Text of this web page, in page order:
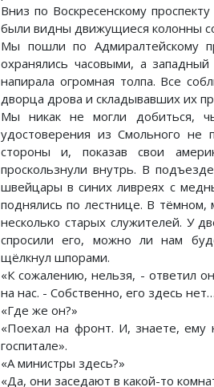
Вниз по Воскресенскому
были видны движущиеся колонны
Мы пошли по Адмиралтейскому
охранялись часовыми, а
напирала огромная толпа. Все
дворца дрова и складывавших их
Мы никак не могли добиться,
удостоверения из Смольного не
стороны и, показав свои
проскользнули внутрь. В
швейцары в синих ливреях с
поднялись по лестнице. В
несколько старых служителей. У
спросили его, можно ли нам
щёлкнул шпорами.
«К сожалению, нельзя, - ответил
на нас. - Собственно, его здесь
«Где же он?»
«Поехал на фронт. И, знаете, ему
госпитале».
«А министры здесь?»
«Да, они заседают в какой-то